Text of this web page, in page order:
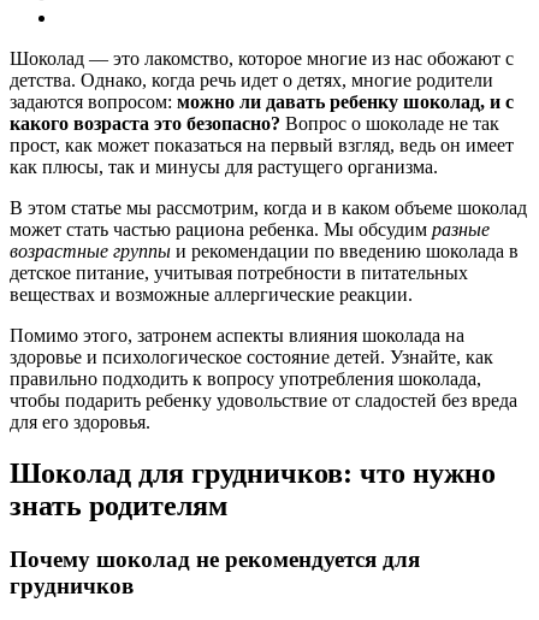
Шоколад — это лакомство, которое многие из нас обожают с
детства. Однако, когда речь идет о детях, многие родители
задаются вопросом: можно ли давать ребенку шоколад, и с
какого возраста это безопасно? Вопрос о шоколаде не так
прост, как может показаться на первый взгляд, ведь он имеет
как плюсы, так и минусы для растущего организма.
В этом статье мы рассмотрим, когда и в каком объеме шоколад
может стать частью рациона ребенка. Мы обсудим разные
возрастные группы и рекомендации по введению шоколада в
детское питание, учитывая потребности в питательных
веществах и возможные аллергические реакции.
Помимо этого, затронем аспекты влияния шоколада на
здоровье и психологическое состояние детей. Узнайте, как
правильно подходить к вопросу употребления шоколада,
чтобы подарить ребенку удовольствие от сладостей без вреда
для его здоровья.
Шоколад для грудничков: что нужно
знать родителям
Почему шоколад не рекомендуется для
грудничков